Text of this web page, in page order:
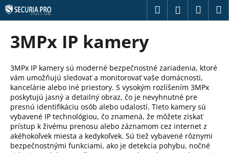
Prejsť
na
obsah
Hľadať
3MPx IP kamery
3MPx IP kamery sú moderné bezpečnostné zariadenia, ktoré
vám umožňujú sledovať a monitorovať vaše domácnosti,
kancelárie alebo iné priestory. S vysokým rozlíšením 3MPx
poskytujú jasný a detailný obraz, čo je nevyhnutné pre
presnú identifikáciu osôb alebo udalostí. Tieto kamery sú
vybavené IP technológiou, čo znamená, že môžete získať
prístup k živému prenosu alebo záznamom cez internet z
akéhokoľvek miesta a kedykoľvek. Sú tiež vybavené rôznymi
bezpečnostnými funkciami, ako je detekcia pohybu, nočné
K
o
o
p
o
t
r
e
b